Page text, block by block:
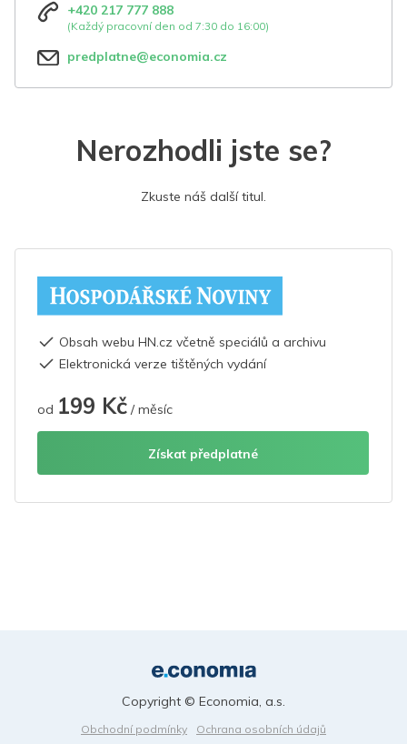
+420 217 777 888
(Každý pracovní den od 7:30 do 16:00)
predplatne@economia.cz
Nerozhodli jste se?
Zkuste náš další titul.
Obsah webu HN.cz včetně speciálů a archivu
Elektronická verze tištěných vydání
od 199 Kč / měsíc
Získat předplatné
Obchodní podmínky
Ochrana osobních údajů
Copyright © Economia, a.s.